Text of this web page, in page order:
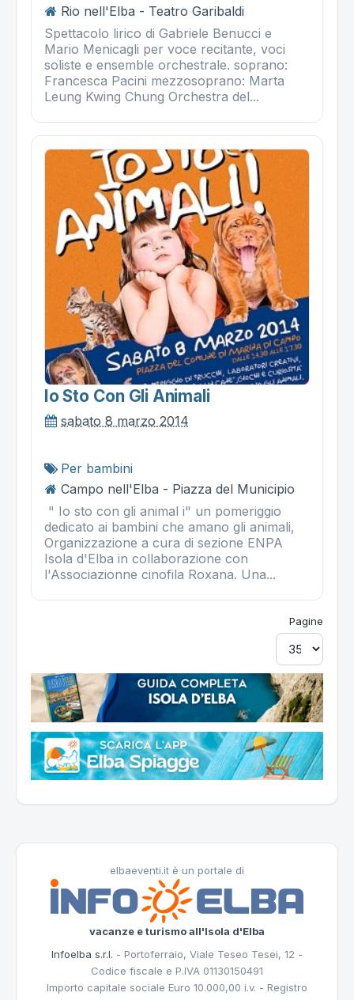
Rio nell'Elba - Teatro Garibaldi
Spettacolo lirico di Gabriele Benucci e
Mario Menicagli per voce recitante, voci
soliste e ensemble orchestrale. soprano:
Francesca Pacini mezzosoprano: Marta
Leung Kwing Chung Orchestra del...
Io Sto Con Gli Animali
sabato 8 marzo 2014
Per bambini
Campo nell'Elba - Piazza del Municipio
" Io sto con gli animal i" un pomeriggio
dedicato ai bambini che amano gli animali,
Organizzazione a cura di sezione ENPA
Isola d'Elba in collaborazione con
l'Associazionne cinofila Roxana. Una...
Pagine
elbaeventi.it è un portale di
vacanze e turismo all'Isola d'Elba
Infoelba s.r.l. - Portoferraio, Viale Teseo Tesei, 12 -
Codice fiscale e P.IVA 01130150491
Importo capitale sociale Euro 10.000,00 i.v. - Registro